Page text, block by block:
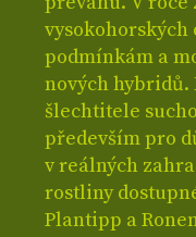
podmínkám a
nových
šlechtitele
především pro
v reálných
rostliny
Plantipp a